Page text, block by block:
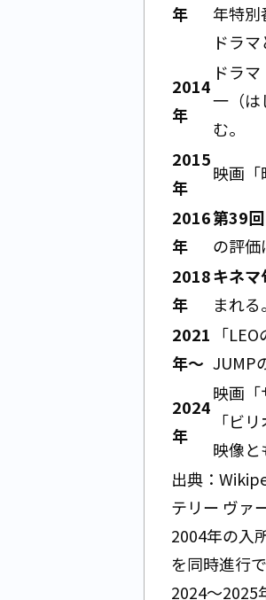
年
年特別
ドラ
2014
年
ドラ
一（は
む。
2015
年
映画「
2016
年
第39
の評価
2018
年
キネマ
まれる。
2021
年〜
「
JUMP
2024
年
映画
「ビ
映像と
出典：
テリー ヴァ
2004年の入
を同時進行
2024〜2025